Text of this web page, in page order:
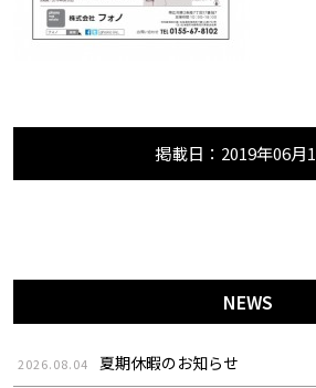
掲載日：2019年06月
NEWS
2026.08.04 夏期休暇のお知らせ